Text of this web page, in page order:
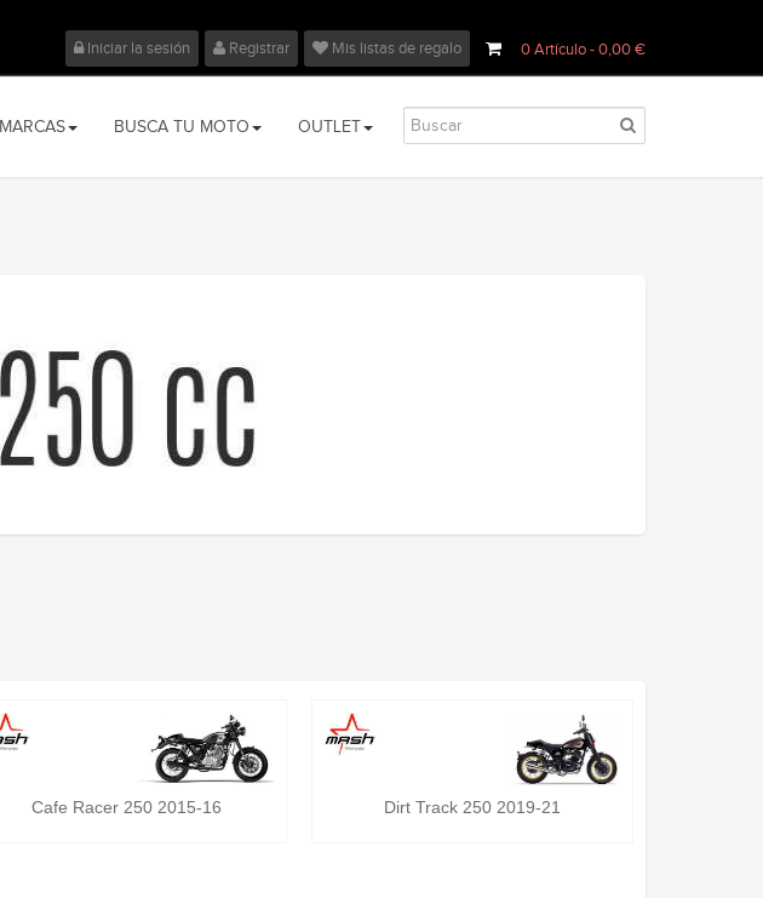
0Artículo- 0,00 €
Iniciar la sesión Registrar Mis listas de regalo
MARCAS BUSCA TU MOTO OUTLET
Cafe Racer 250 2015-16 Dirt Track 250 2019-21